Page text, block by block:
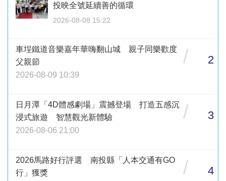
投映全號延續善的循環
2026-08-08 15:22
車埕鐵道音樂嘉年華嗨翻山城 親子同樂歡度
父親節
2026-08-09 10:39
/ 2
日月潭「4D體感劇場」震撼登場 打造五感沉
浸式旅遊 智慧觀光新體驗
2026-08-06 21:00
/ 3
2026馬路好行評選 南投縣「人本交通有GO
行」獲獎
/ 4